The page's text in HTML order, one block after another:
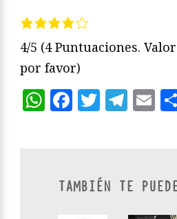
4/5 (4 Puntuaciones.
por favor)
WhatsApp
Facebook
Twitter
TAMBIÉN TE